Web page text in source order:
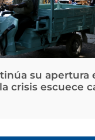
su apertura
crisis escuece